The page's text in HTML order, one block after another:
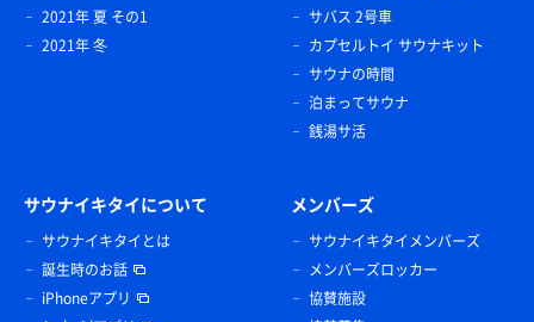
2021年 夏 その1
2021年 冬
サバス 2号車
カプセルトイ サウナキット
サウナの時間
泊まってサウナ
銭湯サ活
サウナイキタイについて
サウナイキタイとは
誕生時のお話
iPhoneアプリ
メンバーズ
サウナイキタイメンバーズ
メンバーズロッカー
協賛施設